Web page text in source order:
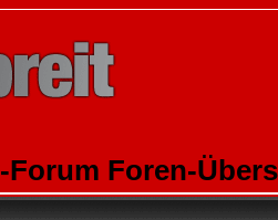
Forum Foren-